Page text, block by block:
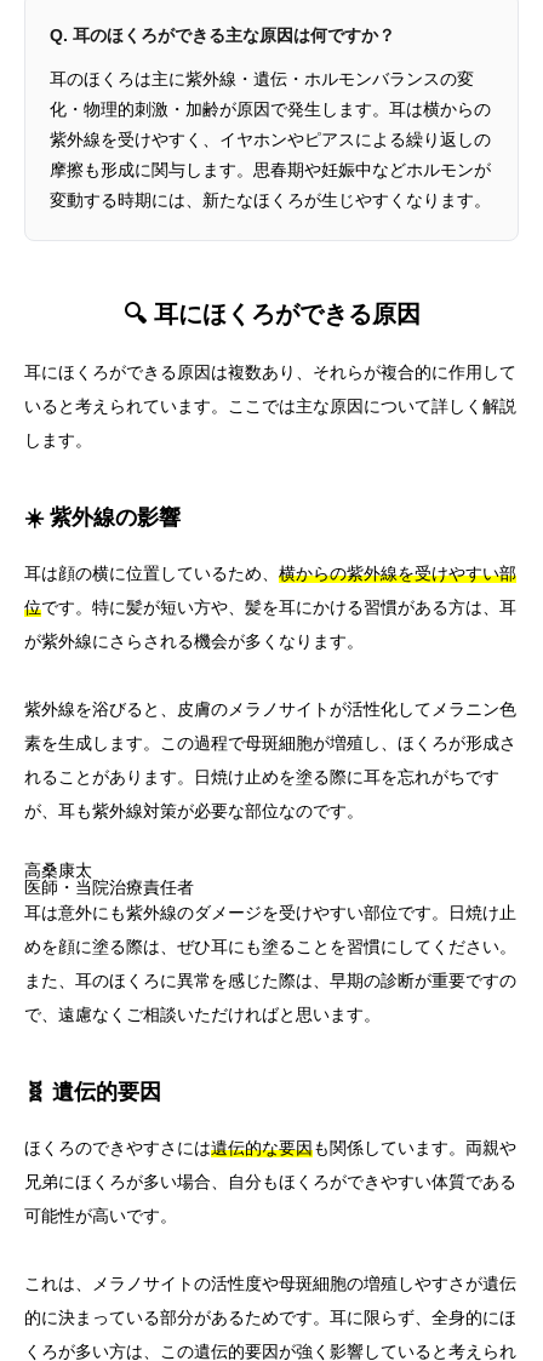
Q. 耳のほくろができる主な原因は何ですか？
耳のほくろは主に紫外線・遺伝・ホルモンバランスの変
化・物理的刺激・加齢が原因で発生します。耳は横からの
紫外線を受けやすく、イヤホンやピアスによる繰り返しの
摩擦も形成に関与します。思春期や妊娠中などホルモンが
変動する時期には、新たなほくろが生じやすくなります。
🔍 耳にほくろができる原因
耳にほくろができる原因は複数あり、それらが複合的に作用して
いると考えられています。ここでは主な原因について詳しく解説
します。
☀️ 紫外線の影響
耳は顔の横に位置しているため、 横からの紫外線を受けやすい部
位です。特に髪が短い方や、髪を耳にかける習慣がある方は、耳
が紫外線にさらされる機会が多くなります。
紫外線を浴びると、皮膚のメラノサイトが活性化してメラニン色
素を生成します。この過程で母斑細胞が増殖し、ほくろが形成さ
れることがあります。日焼け止めを塗る際に耳を忘れがちです
が、耳も紫外線対策が必要な部位なのです。
高桑康太
医師・当院治療責任者
耳は意外にも紫外線のダメージを受けやすい部位です。日焼け止
めを顔に塗る際は、ぜひ耳にも塗ることを習慣にしてください。
また、耳のほくろに異常を感じた際は、早期の診断が重要ですの
で、遠慮なくご相談いただければと思います。
🧬 遺伝的要因
ほくろのできやすさには遺伝的な要因も関係しています。両親や
兄弟にほくろが多い場合、自分もほくろができやすい体質である
可能性が高いです。
これは、メラノサイトの活性度や母斑細胞の増殖しやすさが遺伝
的に決まっている部分があるためです。耳に限らず、全身的にほ
くろが多い方は、この遺伝的要因が強く影響していると考えられ